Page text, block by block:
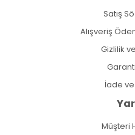
Satış
Alışveriş
Gizlilik
İade
Müşteri